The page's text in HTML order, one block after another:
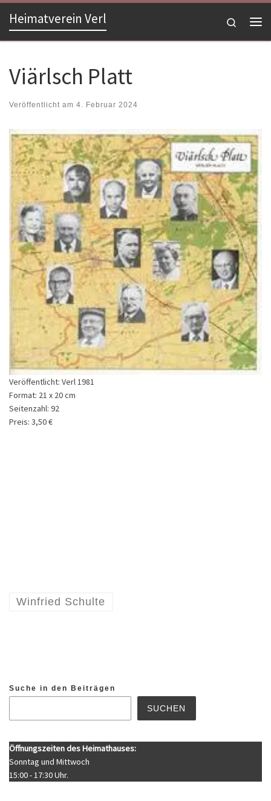
Zum Inhalt springen
Heimatverein Verl
Search
Viärlsch Platt
Veröffentlicht am 4. Februar 2024
Veröffentlicht: Verl 1981
Format: 21 x 20 cm
Seitenzahl: 92
Preis: 3,50 €
Winfried Schulte
Suche in den Beiträgen
SUCHEN
Öffnungszeiten des Heimathauses:
Sonntag und Mittwoch
15:00 - 17:30 Uhr.